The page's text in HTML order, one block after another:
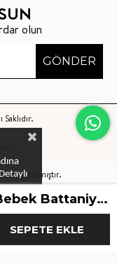
olun
GÖNDER
yapılmıştır.
Detaylı
Mama Yoyo Organik Müslin Bebek Battaniyesi Fare Desenli